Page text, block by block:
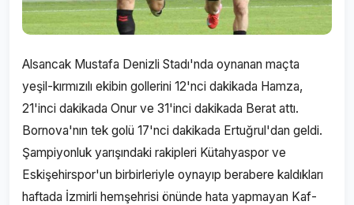
Alsancak Mustafa Denizli Stadı'nda oynanan maçta
yeşil-kırmızılı ekibin gollerini 12'nci dakikada Hamza,
21'inci dakikada Onur ve 31'inci dakikada Berat attı.
Bornova'nın tek golü 17'nci dakikada Ertuğrul'dan geldi.
Şampiyonluk yarışındaki rakipleri Kütahyaspor ve
Eskişehirspor'un birbirleriyle oynayıp berabere kaldıkları
haftada İzmirli hemşehrisi önünde hata yapmayan Kaf-